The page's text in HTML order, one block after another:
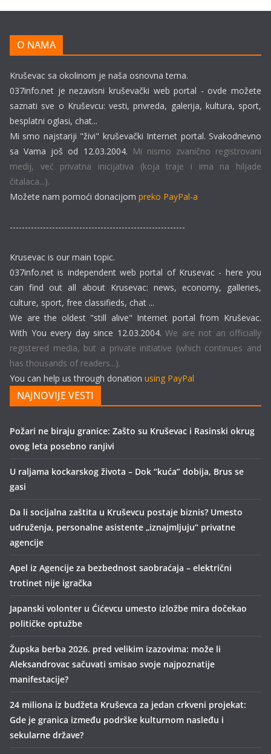
O NAMA
Kruševac sa okolinom je naša osnovna tema.
037info.net je nezavisni kruševački web portal - ovde možete
saznati sve o Kruševcu: vesti, privreda, galerija, kultura, sport,
besplatni oglasi, chat...
Mi smo najstariji "živi" kruševački Internet portal. Svakodnevno
sa Vama još od 12.03.2004. Mi nismo zvanično registrovani
medij, već privatna inicijativa (koja traje i ima na hiljade
čitalaca...).
Možete nam pomoći donacijom preko PayPal-a
----------------------------------------------------------
Krusevac is our main topic.
037info.net is independent web portal of Krusevac - here you
can find out all about Krusevac: news, economy, galleries,
culture, sport, free classifieds, chat ...
We are the oldest "still alive" Internet portal from Kruševac.
With You every day since 12.03.2004. We are not an officially
registered media, but a private initiative (which continues and
has thousands of readers...).
You can help us through donation using PayPal
NAJNOVIJE VESTI
Požari ne biraju granice: Zašto su Kruševac i Rasinski okrug
ovog leta posebno ranjivi
U raljama kockarskog života – Dok “kuća” dobija, Brus se
gasi
Da li socijalna zaštita u Kruševcu postaje biznis? Umesto
udruženja, personalne asistente „iznajmljuju“ privatne
agencije
Apel iz Agencije za bezbednost saobraćaja – električni
trotinet nije igračka
Japanski volonter u Ćićevcu umesto izložbe mira dočekao
političke optužbe
Župska berba 2026. pred velikim izazovima: može li
Aleksandrovac sačuvati smisao svoje najpoznatije
manifestacije?
24 miliona iz budžeta Kruševca za jedan crkveni projekat:
Gde je granica između podrške kulturnom nasleđu i
sekularne države?